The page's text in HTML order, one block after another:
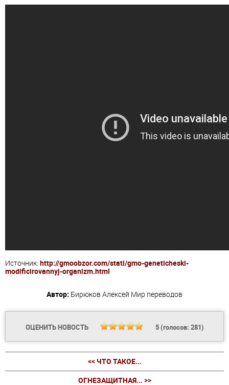
Источник: http://gmoobzor.com/stati/gmo-geneticheski-
modificirovannyj-organizm.html
Автор: Бирюков Алексей Мир переводов
ОЦЕНИТЬ НОВОСТЬ 5(голосов: 281)
<< ЧТО ТАКОЕ...
ОГНЕЗАЩИТНАЯ... >>